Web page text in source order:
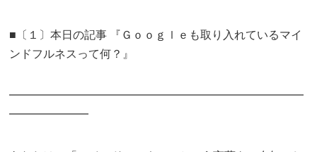
■〔１〕本日の記事 『Ｇｏｏｇｌｅも取り入れているマイ
ンドフルネスって何？』
━━━━━━━━━━━━━━━━━━━━━━━━━━
━━━━━━━